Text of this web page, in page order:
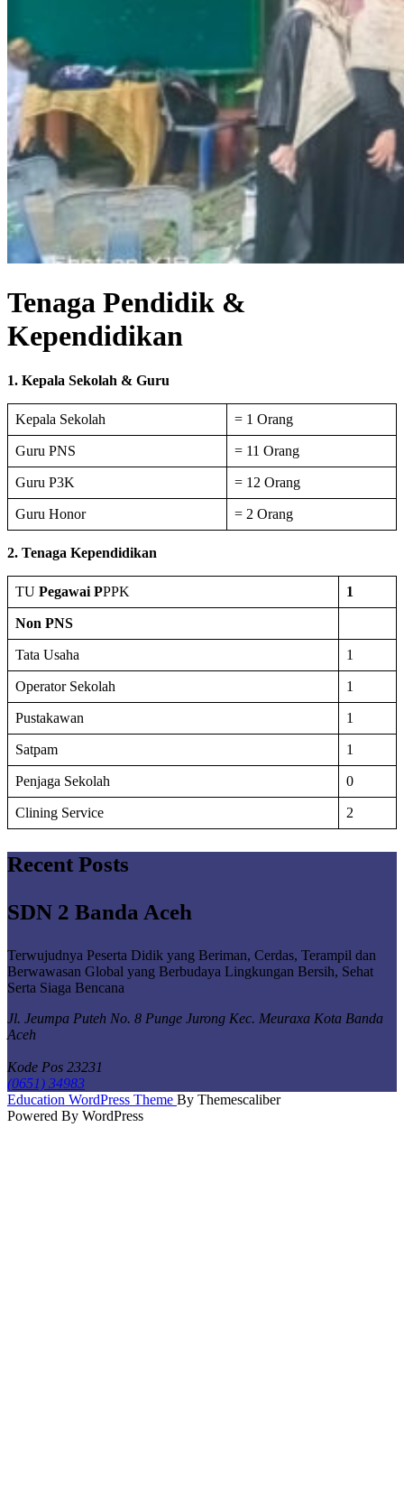
Tenaga Pendidik &
Kependidikan
1. Kepala Sekolah & Guru
Kepala Sekolah = 1 Orang
Guru PNS = 11 Orang
Guru P3K = 12 Orang
Guru Honor = 2 Orang
2. Tenaga Kependidikan
TU Pegawai PPPK 1
Non PNS
Tata Usaha 1
Operator Sekolah 1
Pustakawan 1
Satpam 1
Penjaga Sekolah 0
Clining Service 2
Recent Posts
SDN 2 Banda Aceh
Terwujudnya Peserta Didik yang Beriman, Cerdas, Terampil dan
Berwawasan Global yang Berbudaya Lingkungan Bersih, Sehat
Serta Siaga Bencana
Jl. Jeumpa Puteh No. 8 Punge Jurong Kec. Meuraxa Kota Banda
Aceh
Kode Pos 23231
(0651) 34983
Scroll
Up
Education WordPress Theme By Themescaliber
Powered By WordPress